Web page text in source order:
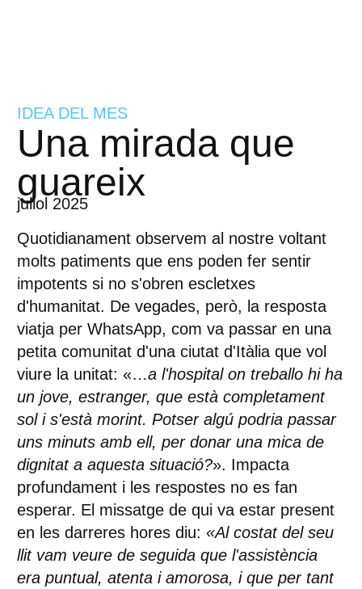
Una mirada que
guareix
juliol 2025
Quotidianament observem al nostre voltant
molts patiments que ens poden fer sentir
impotents si no s'obren escletxes
d'humanitat. De vegades, però, la resposta
viatja per WhatsApp, com va passar en una
petita comunitat d'una ciutat d'Itàlia que vol
viure la unitat: «…a l'hospital on treballo hi ha
un jove, estranger, que està completament
sol i s'està morint. Potser algú podria passar
uns minuts amb ell, per donar una mica de
dignitat a aquesta situació?». Impacta
profundament i les respostes no es fan
esperar. El missatge de qui va estar present
en les darreres hores diu: «Al costat del seu
llit vam veure de seguida que l'assistència
era puntual, atenta i amorosa, i que per tant
IDEA DEL MES